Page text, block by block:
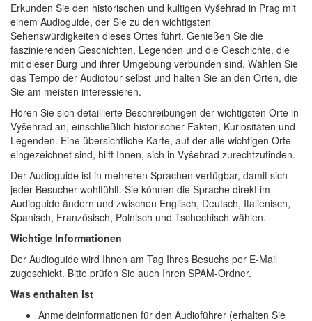
Erkunden Sie den historischen und kultigen Vyšehrad in Prag mit
einem Audioguide, der Sie zu den wichtigsten
Sehenswürdigkeiten dieses Ortes führt. Genießen Sie die
faszinierenden Geschichten, Legenden und die Geschichte, die
mit dieser Burg und ihrer Umgebung verbunden sind. Wählen Sie
das Tempo der Audiotour selbst und halten Sie an den Orten, die
Sie am meisten interessieren.
Hören Sie sich detaillierte Beschreibungen der wichtigsten Orte in
Vyšehrad an, einschließlich historischer Fakten, Kuriositäten und
Legenden. Eine übersichtliche Karte, auf der alle wichtigen Orte
eingezeichnet sind, hilft Ihnen, sich in Vyšehrad zurechtzufinden.
Der Audioguide ist in mehreren Sprachen verfügbar, damit sich
jeder Besucher wohlfühlt. Sie können die Sprache direkt im
Audioguide ändern und zwischen Englisch, Deutsch, Italienisch,
Spanisch, Französisch, Polnisch und Tschechisch wählen.
Wichtige Informationen
Der Audioguide wird Ihnen am Tag Ihres Besuchs per E-Mail
zugeschickt. Bitte prüfen Sie auch Ihren SPAM-Ordner.
Was enthalten ist
Anmeldeinformationen für den Audioführer (erhalten Sie